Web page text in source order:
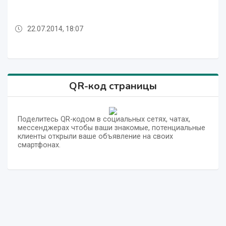
22.07.2014, 18:07
QR-код страницы
Поделитесь QR-кодом в социальных сетях, чатах,
мессенджерах чтобы ваши знакомые, потенциальные
клиенты открыли ваше объявление на своих
смартфонах.